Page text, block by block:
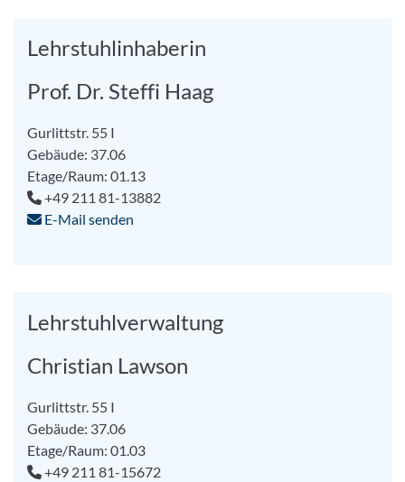
Lehrstuhlinhaberin
Prof. Dr. Steffi Haag
Gurlittstr. 55 I
Gebäude: 37.06
Etage/Raum: 01.13
+49 211 81-13882
E-Mail senden
Lehrstuhlverwaltung
Christian Lawson
Gurlittstr. 55 I
Gebäude: 37.06
Etage/Raum: 01.03
+49 211 81-15672